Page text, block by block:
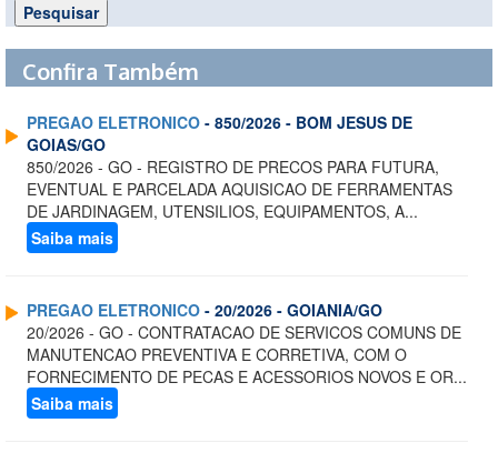
Confira Também
PREGAO ELETRONICO - 850/2026 - BOM JESUS DE
GOIAS/GO
850/2026 - GO - REGISTRO DE PRECOS PARA FUTURA,
EVENTUAL E PARCELADA AQUISICAO DE FERRAMENTAS
DE JARDINAGEM, UTENSILIOS, EQUIPAMENTOS, A...
Saiba mais
PREGAO ELETRONICO - 20/2026 - GOIANIA/GO
20/2026 - GO - CONTRATACAO DE SERVICOS COMUNS DE
MANUTENCAO PREVENTIVA E CORRETIVA, COM O
FORNECIMENTO DE PECAS E ACESSORIOS NOVOS E OR...
Saiba mais